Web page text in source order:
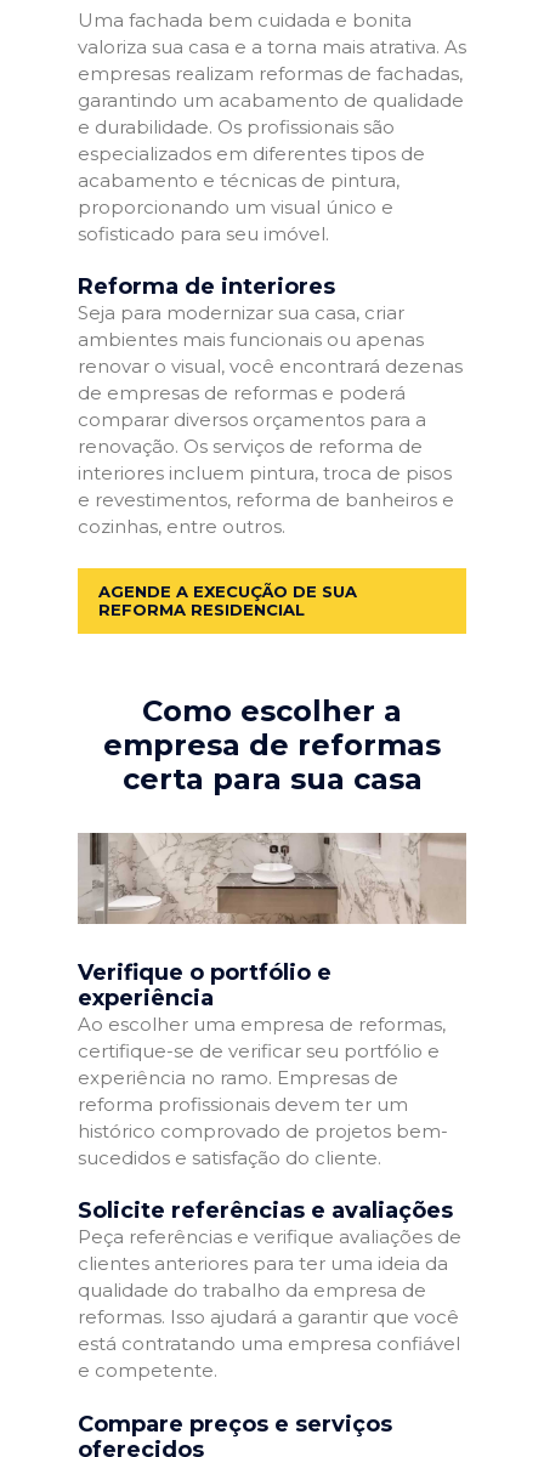
Uma fachada bem cuidada e bonita
valoriza sua casa e a torna mais atrativa. As
empresas realizam reformas de fachadas,
garantindo um acabamento de qualidade
e durabilidade. Os profissionais são
especializados em diferentes tipos de
acabamento e técnicas de pintura,
proporcionando um visual único e
sofisticado para seu imóvel.
Reforma de interiores
Seja para modernizar sua casa, criar
ambientes mais funcionais ou apenas
renovar o visual, você encontrará dezenas
de empresas de reformas e poderá
comparar diversos orçamentos para a
renovação. Os serviços de reforma de
interiores incluem pintura, troca de pisos
e revestimentos, reforma de banheiros e
cozinhas, entre outros.
AGENDE A EXECUÇÃO DE SUA
REFORMA RESIDENCIAL
Como escolher a
empresa de reformas
certa para sua casa
Verifique o portfólio e
experiência
Ao escolher uma empresa de reformas,
certifique-se de verificar seu portfólio e
experiência no ramo. Empresas de
reforma profissionais devem ter um
histórico comprovado de projetos bem-
sucedidos e satisfação do cliente.
Solicite referências e avaliações
Peça referências e verifique avaliações de
clientes anteriores para ter uma ideia da
qualidade do trabalho da empresa de
reformas. Isso ajudará a garantir que você
está contratando uma empresa confiável
e competente.
Compare preços e serviços
oferecidos